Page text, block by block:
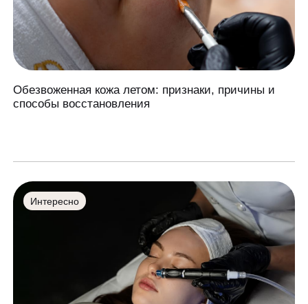
Обезвоженная кожа летом: признаки, причины и
способы восстановления
Интересно